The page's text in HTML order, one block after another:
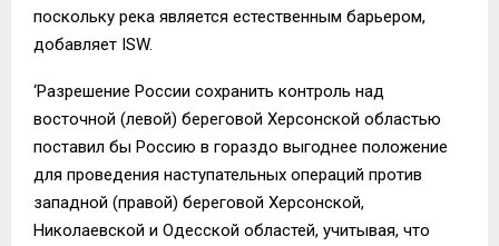
поскольку река является естественным барьером,
добавляет ISW.
‘Разрешение России сохранить контроль над
восточной (левой) береговой Херсонской областью
поставил бы Россию в гораздо выгоднее положение
для проведения наступательных операций против
западной (правой) береговой Херсонской,
Николаевской и Одесской областей, учитывая, что